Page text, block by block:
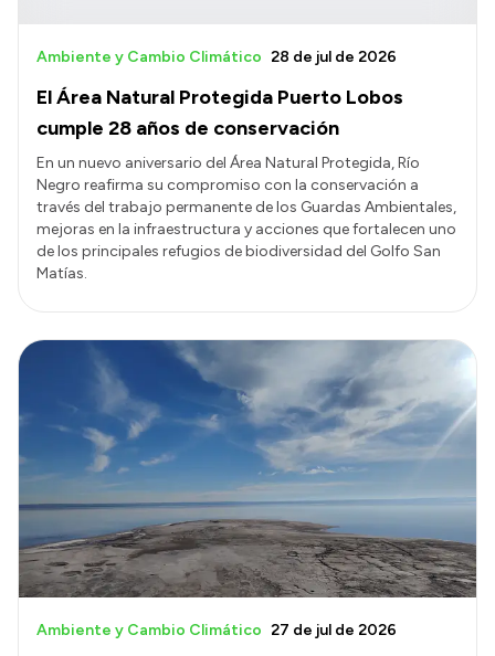
El Área Natural Protegida Puerto Lobos
cumple 28 años de conservación
Ambiente y Cambio Climático 28 de jul de 2026
En un nuevo aniversario del Área Natural Protegida, Río
Negro reafirma su compromiso con la conservación a
través del trabajo permanente de los Guardas Ambientales,
mejoras en la infraestructura y acciones que fortalecen uno
de los principales refugios de biodiversidad del Golfo San
Matías.
Ambiente y Cambio Climático 27 de jul de 2026